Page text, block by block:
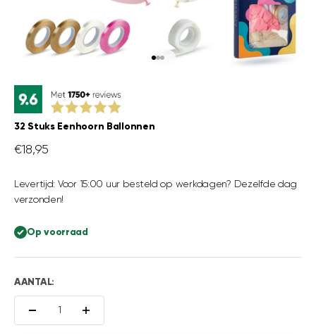
32 Stuks Eenhoorn Ballonnen
Aanbiedingsprijs
€18,95
Levertijd: Voor 15:00 uur besteld op werkdagen? Dezelfde dag
verzonden!
Op voorraad
AANTAL: